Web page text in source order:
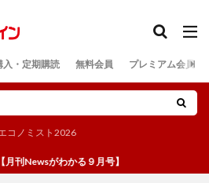
入・定期購読 無料会員 プレミアム会員
コノミスト2026
がわかる９月号】
検索